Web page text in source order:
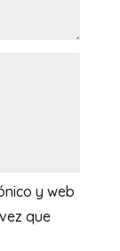
y web
que